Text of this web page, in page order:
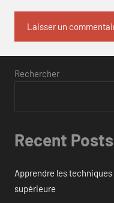
Rechercher
Recent Posts
Apprendre les
supérieure